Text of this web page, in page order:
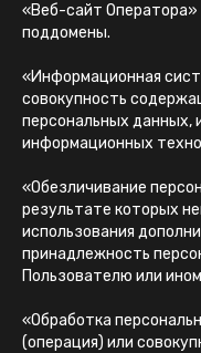
«Веб-сайт
поддомены.
«Информационная
совокупность
персональных данных,
информационных
«Обезличивание
результате которых
использования
принадлежность
Пользователю или
«Обработка
(операция) или